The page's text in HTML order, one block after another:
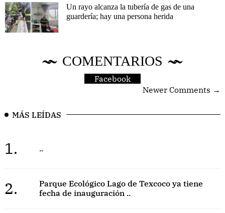
Un rayo alcanza la tubería de gas de una
guardería; hay una persona herida
COMENTARIOS
Facebook
Newer Comments →
MÁS LEÍDAS
1. ..
2.
Parque Ecológico Lago de Texcoco ya tiene
fecha de inauguración ..